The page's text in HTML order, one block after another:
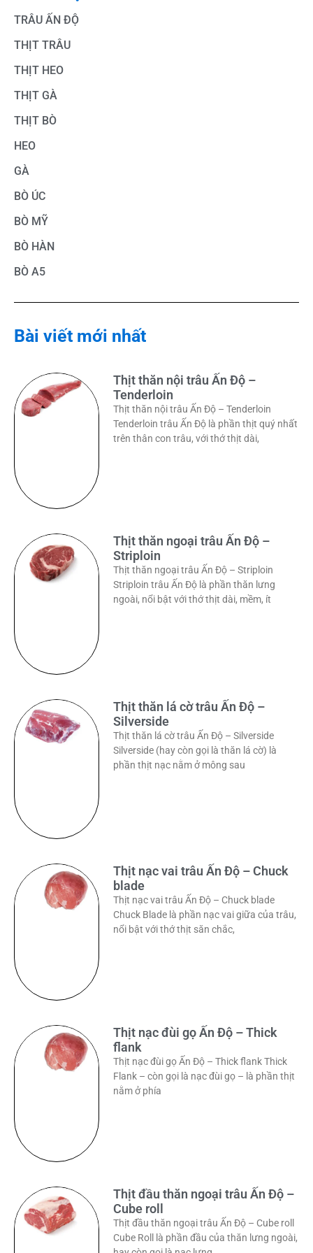
TRÂU ẤN ĐỘ
THỊT TRÂU
THỊT HEO
THỊT GÀ
THỊT BÒ
HEO
GÀ
BÒ ÚC
BÒ MỸ
BÒ HÀN
BÒ A5
Bài viết mới nhất
Thịt thăn nội trâu Ấn Độ –
Tenderloin
Thịt thăn nội trâu Ấn Độ – Tenderloin
Tenderloin trâu Ấn Độ là phần thịt quý nhất
trên thân con trâu, với thớ thịt dài,
Thịt thăn ngoại trâu Ấn Độ –
Striploin
Thịt thăn ngoại trâu Ấn Độ – Striploin
Striploin trâu Ấn Độ là phần thăn lưng
ngoài, nổi bật với thớ thịt dài, mềm, ít
Thịt thăn lá cờ trâu Ấn Độ –
Silverside
Thịt thăn lá cờ trâu Ấn Độ – Silverside
Silverside (hay còn gọi là thăn lá cờ) là
phần thịt nạc nằm ở mông sau
Thịt nạc vai trâu Ấn Độ – Chuck
blade
Thịt nạc vai trâu Ấn Độ – Chuck blade
Chuck Blade là phần nạc vai giữa của trâu,
nổi bật với thớ thịt săn chắc,
Thịt nạc đùi gọ Ấn Độ – Thick
flank
Thịt nạc đùi gọ Ấn Độ – Thick flank Thick
Flank – còn gọi là nạc đùi gọ – là phần thịt
nằm ở phía
Thịt đầu thăn ngoại trâu Ấn Độ –
Cube roll
Thịt đầu thăn ngoại trâu Ấn Độ – Cube roll
Cube Roll là phần đầu của thăn lưng ngoài,